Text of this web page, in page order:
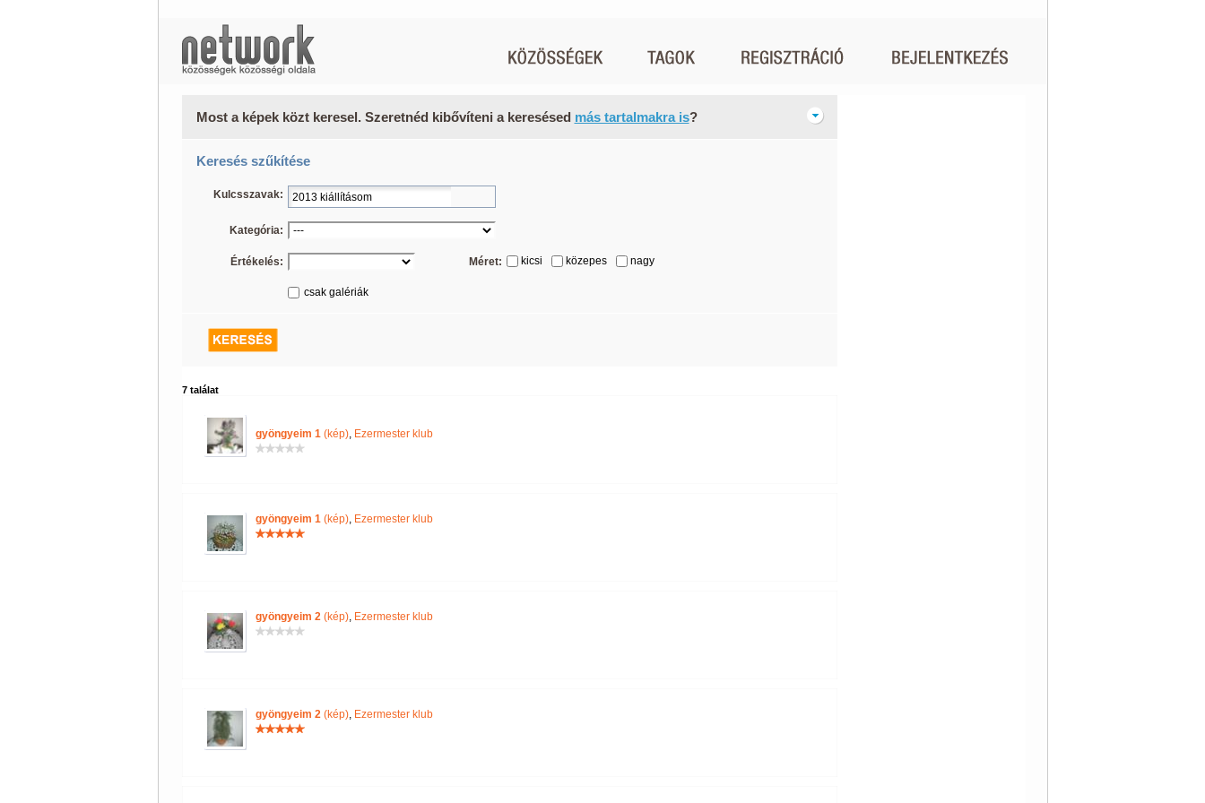
Most a képek közt keresel. Szeretnéd kibővíteni a keresésed más tartalmakra is?
Keresés szűkítése
Kulcsszavak:
Kategória:
Értékelés: Méret: kicsi közepes nagy
csak galériák
7 találat
gyöngyeim 1(kép), Ezermester klub
gyöngyeim 1(kép), Ezermester klub
gyöngyeim 2(kép), Ezermester klub
gyöngyeim 2(kép), Ezermester klub